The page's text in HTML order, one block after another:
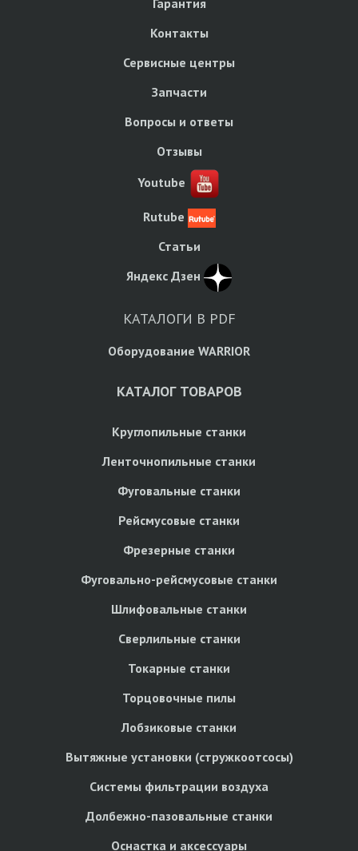
Гарантия
Контакты
Сервисные центры
Запчасти
Вопросы и ответы
Отзывы
Youtube
Rutube
Статьи
Яндекс Дзен
КАТАЛОГИ В PDF
Оборудование WARRIOR
КАТАЛОГ ТОВАРОВ
Круглопильные станки
Ленточнопильные станки
Фуговальные станки
Рейсмусовые станки
Фрезерные станки
Фуговально-рейсмусовые станки
Шлифовальные станки
Сверлильные станки
Токарные станки
Торцовочные пилы
Лобзиковые станки
Вытяжные установки (стружкоотсосы)
Системы фильтрации воздуха
Долбежно-пазовальные станки
Оснастка и аксессуары